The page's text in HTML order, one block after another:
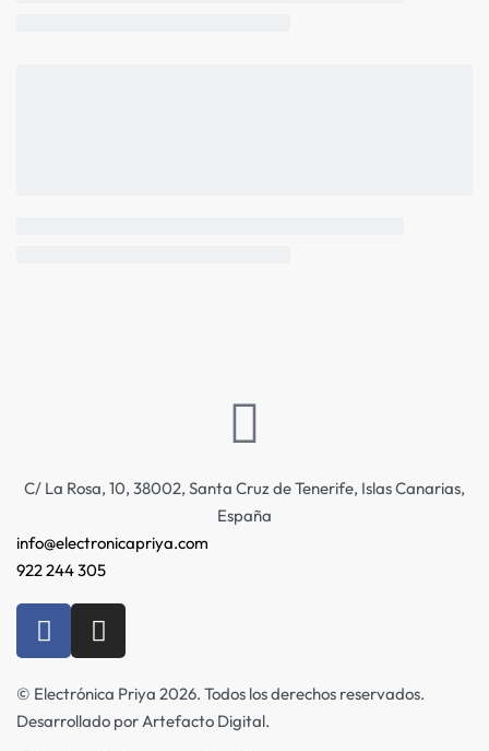
C/ La Rosa, 10, 38002, Santa Cruz de Tenerife, Islas Canarias,
España
info@electronicapriya.com
922 244 305
© Electrónica Priya 2026. Todos los derechos reservados.
Desarrollado por Artefacto Digital.